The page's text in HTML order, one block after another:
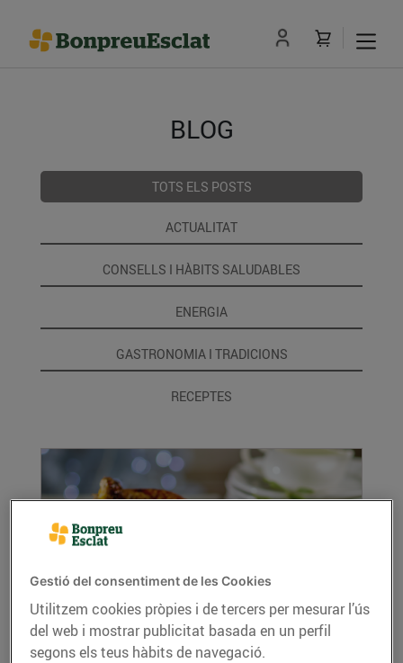
BLOG
TOTS ELS POSTS
ACTUALITAT
CONSELLS I HÀBITS SALUDABLES
ENERGIA
GASTRONOMIA I TRADICIONS
RECEPTES
Pularda farcida
20/de desembre/2016
Gestió del consentiment de les Cookies
Utilitzem cookies pròpies i de tercers per mesurar l’ús
del web i mostrar publicitat basada en un perfil
segons els teus hàbits de navegació.